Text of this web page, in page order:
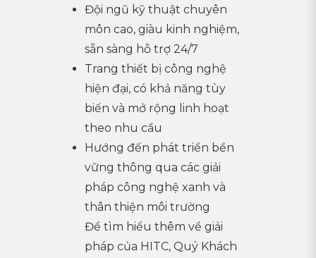
Đội ngũ kỹ thuật chuyên
môn cao, giàu kinh nghiệm,
sẵn sàng hỗ trợ 24/7
Trang thiết bị công nghệ
hiện đại, có khả năng tùy
biến và mở rộng linh hoạt
theo nhu cầu
Hướng đến phát triển bền
vững thông qua các giải
pháp công nghệ xanh và
thân thiện môi trường
Để tìm hiểu thêm về giải
pháp của HITC, Quý Khách